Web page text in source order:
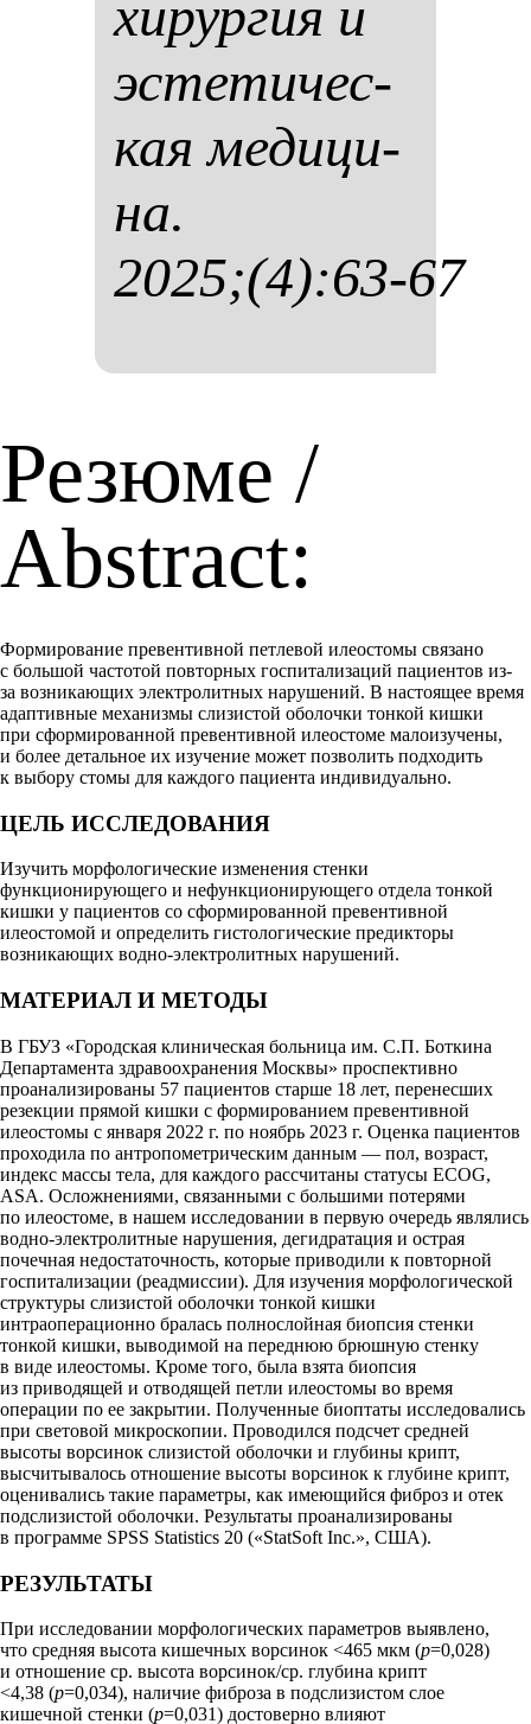
хи­рур­гия и
эс­те­ти­чес­
кая ме­ди­ци­
на.
2025;(4):63-67
Резюме /
Abstract:
Формирование превентивной петлевой илеостомы связано
с большой частотой повторных госпитализаций пациентов из-
за возникающих электролитных нарушений. В настоящее время
адаптивные механизмы слизистой оболочки тонкой кишки
при сформированной превентивной илеостоме малоизучены,
и более детальное их изучение может позволить подходить
к выбору стомы для каждого пациента индивидуально.
ЦЕЛЬ ИССЛЕДОВАНИЯ
Изучить морфологические изменения стенки
функционирующего и нефункционирующего отдела тонкой
кишки у пациентов со сформированной превентивной
илеостомой и определить гистологические предикторы
возникающих водно-электролитных нарушений.
МАТЕРИАЛ И МЕТОДЫ
В ГБУЗ «Городская клиническая больница им. С.П. Боткина
Департамента здравоохранения Москвы» проспективно
проанализированы 57 пациентов старше 18 лет, перенесших
резекции прямой кишки с формированием превентивной
илеостомы с января 2022 г. по ноябрь 2023 г. Оценка пациентов
проходила по антропометрическим данным — пол, возраст,
индекс массы тела, для каждого рассчитаны статусы ECOG,
ASA. Осложнениями, связанными с большими потерями
по илеостоме, в нашем исследовании в первую очередь являлись
водно-электролитные нарушения, дегидратация и острая
почечная недостаточность, которые приводили к повторной
госпитализации (реадмиссии). Для изучения морфологической
структуры слизистой оболочки тонкой кишки
интраоперационно бралась полнослойная биопсия стенки
тонкой кишки, выводимой на переднюю брюшную стенку
в виде илеостомы. Кроме того, была взята биопсия
из приводящей и отводящей петли илеостомы во время
операции по ее закрытии. Полученные биоптаты исследовались
при световой микроскопии. Проводился подсчет средней
высоты ворсинок слизистой оболочки и глубины крипт,
высчитывалось отношение высоты ворсинок к глубине крипт,
оценивались такие параметры, как имеющийся фиброз и отек
подслизистой оболочки. Результаты проанализированы
в программе SPSS Statistics 20 («StatSoft Inc.», США).
РЕЗУЛЬТАТЫ
При исследовании морфологических параметров выявлено,
что средняя высота кишечных ворсинок <465 мкм (p=0,028)
и отношение ср. высота ворсинок/ср. глубина крипт
<4,38 (p=0,034), наличие фиброза в подслизистом слое
кишечной стенки (p=0,031) достоверно влияют